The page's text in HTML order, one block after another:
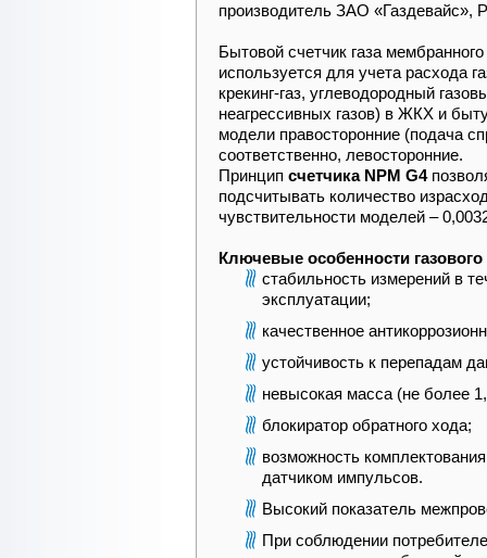
производитель ЗАО «Газдевайс»,
Бытовой счетчик газа
используется для учета расхода
крекинг-газ, углеводородный
неагрессивных газов) в ЖКХ и
модели правосторонние (подача
соответственно, левосторонние.
Принцип счетчика NPM G4
подсчитывать количество
чувствительности моделей –
Ключевые особенности газового
стабильность измерений в
эксплуатации;
качественное
устойчивость к перепадам
невысокая масса (не более
блокиратор обратного хода;
возможность
датчиком импульсов.
Высокий показатель
При соблюдении